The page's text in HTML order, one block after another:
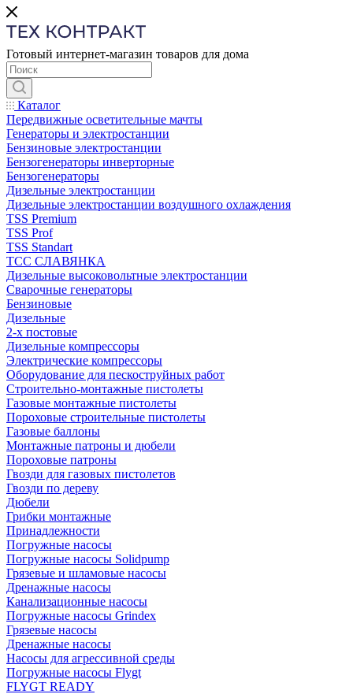
Готовый интернет-магазин товаров для дома
Каталог
Передвижные осветительные мачты
Генераторы и электростанции
Бензиновые электростанции
Бензогенераторы инверторные
Бензогенераторы
Дизельные электростанции
Дизельные электростанции воздушного охлаждения
TSS Premium
TSS Prof
TSS Standart
ТСС СЛАВЯНКА
Дизельные высоковольтные электростанции
Сварочные генераторы
Бензиновые
Дизельные
2-х постовые
Дизельные компрессоры
Электрические компрессоры
Оборудование для пескоструйных работ
Строительно-монтажные пистолеты
Газовые монтажные пистолеты
Пороховые строительные пистолеты
Газовые баллоны
Монтажные патроны и дюбели
Пороховые патроны
Гвозди для газовых пистолетов
Гвозди по дереву
Дюбели
Грибки монтажные
Принадлежности
Погружные насосы
Погружные насосы Solidpump
Грязевые и шламовые насосы
Дренажные насосы
Канализационные насосы
Погружные насосы Grindex
Грязевые насосы
Дренажные насосы
Насосы для агрессивной среды
Погружные насосы Flygt
FLYGT READY